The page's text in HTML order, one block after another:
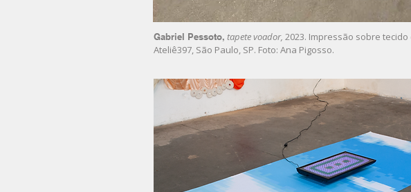
Gabriel Pessoto, tapete voador, 2023. Impressão sobre tecido
Ateliê397, São Paulo, SP. Foto: Ana Pigosso.